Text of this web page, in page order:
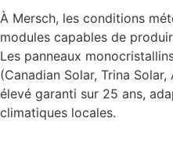
À Mersch, les conditions
modules capables de
Les panneaux
(Canadian Solar, Trina
élevé garanti sur 25 ans,
climatiques locales.